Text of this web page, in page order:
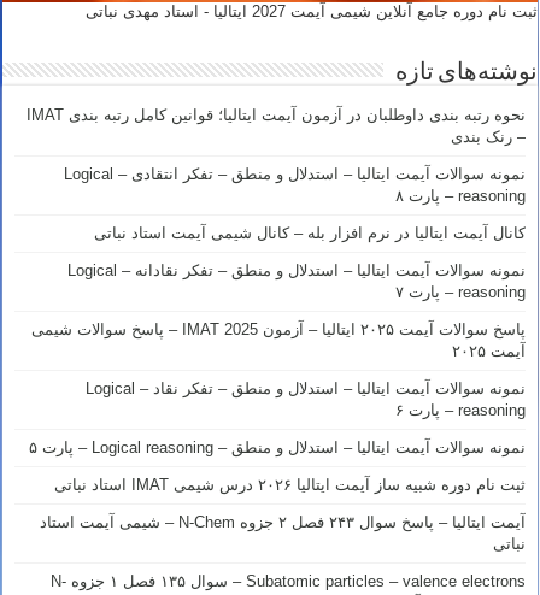
ثبت نام دوره جامع آنلاین شیمی آیمت 2027 ایتالیا - استاد مهدی نباتی
نوشته‌های تازه
نحوه رتبه بندی داوطلبان در آزمون آیمت ایتالیا؛ قوانین کامل رتبه بندی IMAT
– رنک بندی
نمونه سوالات آیمت ایتالیا – استدلال و منطق – تفکر انتقادی – Logical
reasoning – پارت ۸
کانال آیمت ایتالیا در نرم افزار بله – کانال شیمی آیمت استاد نباتی
نمونه سوالات آیمت ایتالیا – استدلال و منطق – تفکر نقادانه – Logical
reasoning – پارت ۷
پاسخ سوالات آیمت ۲۰۲۵ ایتالیا – آزمون IMAT 2025 – پاسخ سوالات شیمی
آیمت ۲۰۲۵
نمونه سوالات آیمت ایتالیا – استدلال و منطق – تفکر نقاد – Logical
reasoning – پارت ۶
نمونه سوالات آیمت ایتالیا – استدلال و منطق – Logical reasoning – پارت ۵
ثبت نام دوره شبیه ساز آیمت ایتالیا ۲۰۲۶ درس شیمی IMAT استاد نباتی
آیمت ایتالیا – پاسخ سوال ۲۴۳ فصل ۲ جزوه N-Chem – شیمی آیمت استاد
نباتی
Subatomic particles – valence electrons – سوال ۱۳۵ فصل ۱ جزوه N-